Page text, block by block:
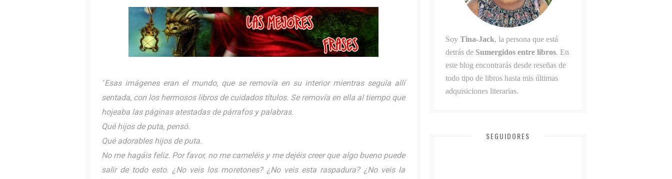
“Esas imágenes eran el mundo, que se removía en su interior mientras seguía allí
sentada, con los hermosos libros de cuidados títulos. Se removía en ella al tiempo que
hojeaba las páginas atestadas de párrafos y palabras.
Qué hijos de puta, pensó.
Qué adorables hijos de puta.
No me hagáis feliz. Por favor, no me cameléis y me dejéis creer que algo bueno puede
salir de todo esto. ¿No veis los moretones? ¿No veis esta raspadura? ¿No veis la
Soy Tina-Jack, la persona que está
detrás de Sumergidos entre libros. En
este blog encontrarás desde reseñas de
todo tipo de libros hasta mis últimas
adquisiciones literarias.
SEGUIDORES